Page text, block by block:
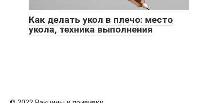
Как делать укол в плечо: место
укола, техника выполнения